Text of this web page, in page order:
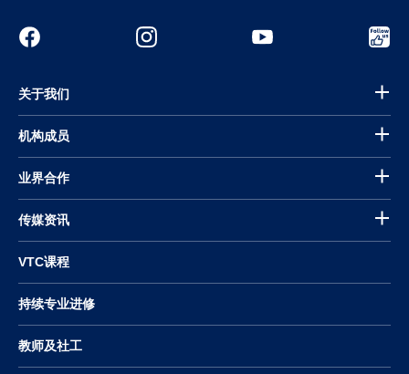
关于我们
机构成员
业界合作
传媒资讯
VTC课程
持续专业进修
教师及社工